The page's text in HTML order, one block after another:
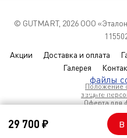
29 700 ₽ В
файлы
улучшить сайт для вас
© GUTMART, 2026 ООО
Акции
Доставка и оплата
Галерея
Положение
защите
Оферта для
Условия